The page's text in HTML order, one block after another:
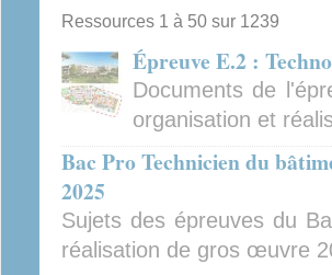
Ressources 1 à 50 sur 1239
Épreuve E.2 :
Documents de
organisation et
Bac Pro Technicien du
2025
Sujets des épreuves du
réalisation de gros œuvre